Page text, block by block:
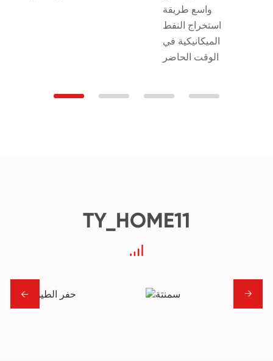
واسع طريقة
استخراج النفط
الميكانيكية في
الوقت الحاضر
TY_HOME11
→ →